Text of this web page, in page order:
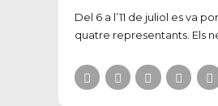
Del 6 a l’11 de juliol es va
quatre representants. Els